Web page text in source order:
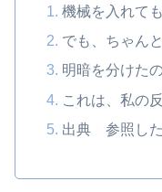
機械を入れて
でも、ちゃん
明暗を分けた
これは、私の
出典 参照し